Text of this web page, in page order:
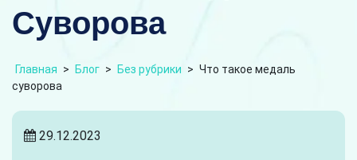
Суворова
Главная > Блог > Без рубрики > Что такое медаль
суворова
29.12.2023